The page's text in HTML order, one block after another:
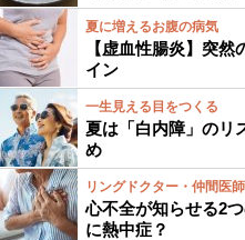
夏に増えるお腹の病気
【虚血性腸炎】突
イン
一生見える目をつくる
夏は「白内障」のリ
め
リングドクター・仲間医
心不全が知らせる2
に熱中症？